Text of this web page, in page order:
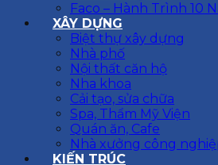
Faco – Hành Trình 10
XÂY DỰNG
Biệt thự xây dựng
Nhà phố
Nội thất căn hộ
Nha khoa
Cải tạo, sửa chữa
Spa, Thẩm Mỹ Viện
Quán ăn, Cafe
Nhà xưởng công
KIẾN TRÚC